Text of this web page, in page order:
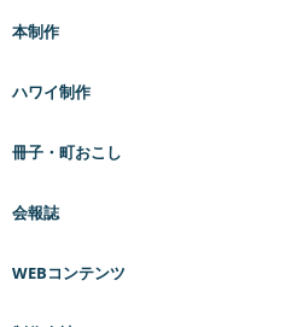
本制作
ハワイ制作
冊子・町おこし
会報誌
WEBコンテンツ